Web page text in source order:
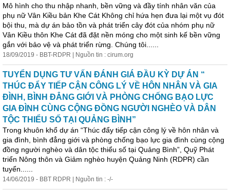
Mô hình cho thu nhập nhanh, bền vững và đầy tính nhân văn của
phụ nữ Vân Kiều bản Khe Cát Không chỉ hứa hẹn đưa lại một vụ đót
bội thu, mà dự án bảo tồn và phát triển cây đót của nhóm phụ nữ
Vân Kiều thôn Khe Cát đã đặt nền móng cho một sinh kế bền vững
gắn với bảo vệ và phát triển rừng. Chúng tôi......
18/09/2019 - BBT-RDPR | Nguồn tin : cirum.org
TUYỂN DỤNG TƯ VẤN ĐÁNH GIÁ ĐẦU KỲ DỰ ÁN “
THÚC ĐẨY TIẾP CẬN CÔNG LÝ VỀ HÔN NHÂN VÀ GIA
ĐÌNH, BÌNH ĐẲNG GIỚI VÀ PHÒNG CHỐNG BẠO LỰC
GIA ĐÌNH CÙNG CỘNG ĐỒNG NGƯỜI NGHÈO VÀ DÂN
TỘC THIỂU SỐ TẠI QUẢNG BÌNH”
Trong khuôn khổ dự án “Thúc đẩy tiếp cận công lý về hôn nhân và
gia đình, bình đẳng giới và phòng chống bạo lực gia đình cùng cộng
đồng người nghèo và dân tộc thiểu số tại Quảng Bình”, Quỹ Phát
triển Nông thôn và Giảm nghèo huyện Quảng Ninh (RDPR) cần
tuyển......
14/06/2019 - BBT RDPR | Nguồn tin : -/-